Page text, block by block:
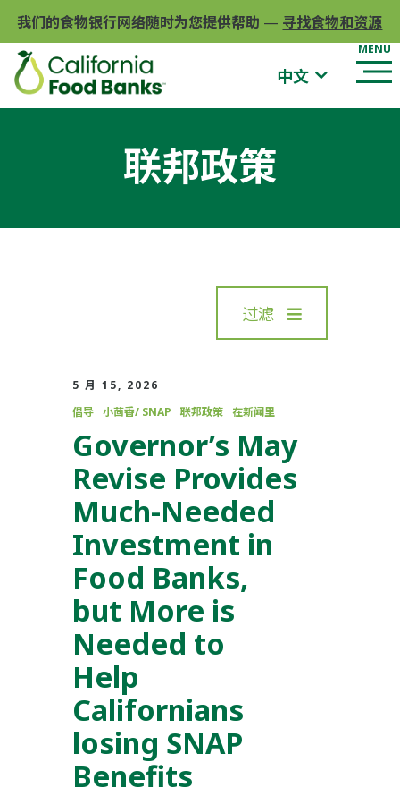
我们的食物银行网络随时为您提供帮助 — 寻找食物和资源
中文
联邦政策
过滤
5 月 15, 2026
倡导
小茴香/ SNAP 联邦政策 在新闻里
Governor’s May
Revise Provides
Much-Needed
Investment in
Food Banks,
but More is
Needed to
Help
Californians
losing SNAP
Benefits